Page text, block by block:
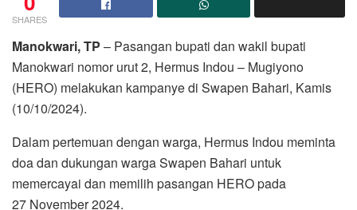
SHARES
Manokwari, TP – Pasangan bupati dan wakil bupati
Manokwari nomor urut 2, Hermus Indou – Mugiyono
(HERO) melakukan kampanye di Swapen Bahari, Kamis
(10/10/2024).
Dalam pertemuan dengan warga, Hermus Indou meminta
doa dan dukungan warga Swapen Bahari untuk
memercayai dan memilih pasangan HERO pada
27 November 2024.